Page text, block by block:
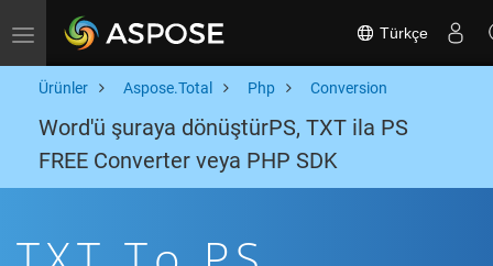
Toggle navigation Türkçe
Ürünler Aspose.Total Php Conversion
Word'ü şuraya dönüştürPS, TXT ila PS
FREE Converter veya PHP SDK